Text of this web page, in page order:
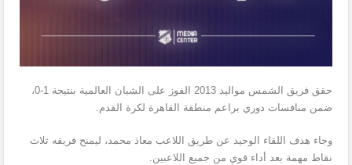
حقق فريق الشمس مواليد 2013 الفوز على الشبان العالمية بنتيجة 1-0،
ضمن منافسات دوري براعم منطقة القاهرة لكرة القدم.
وجاء هدف اللقاء الوحيد عن طريق اللاعب معاذ محمد، ليمنح فريقه ثلاث
نقاط مهمة بعد أداء قوي من جميع اللاعبين.